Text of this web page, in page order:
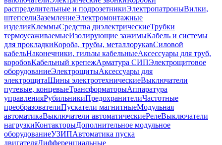
распределительные и подрозетникиЭлектропатроныВилки,
штепселиЗаземлениеЭлектромонтажные
изделияКлеммыСредства диэлектрическиеТрубки
термоусаживаемыеИзолирующие зажимыКабель и системы
для прокладкиКороба, трубы, металлорукавСиловой
кабельНаконечники, гильзы кабельныеАксессуары для труб,
коробовКабельный крепежАрматура СИПЭлектрощитовое
оборудованиеЭлектрощитыАксессуары для
электрощитаШины электротехническиеВыключатели
путевые, концевыеТрансформаторыАппаратура
управленияРубильникиПредохранителиЧастотные
преобразователиПускатели магнитныеМодульная
автоматикаВыключатели автоматическиеРелеВыключатели
нагрузкиКонтакторыДополнительное модульное
оборудованиеУЗИПАвтоматика пуска
двигателяДифференциальные